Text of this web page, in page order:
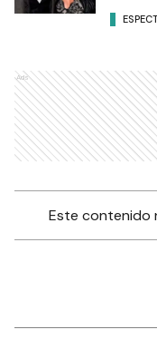
Ads
Este contenido